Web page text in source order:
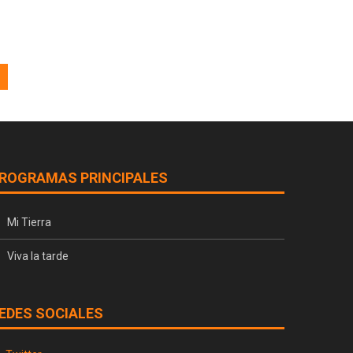
PRINCIPALES
Mi Tierra
Viva la tarde
SOCIALES